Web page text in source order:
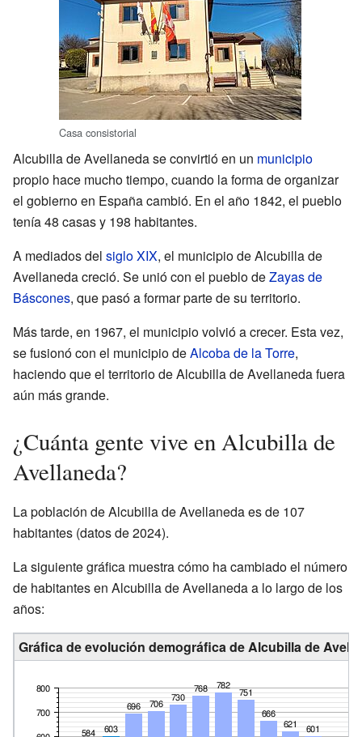
Casa consistorial
Alcubilla de Avellaneda se convirtió en un municipio
propio hace mucho tiempo, cuando la forma de organizar
el gobierno en España cambió. En el año 1842, el pueblo
tenía 48 casas y 198 habitantes.
A mediados del siglo XIX, el municipio de Alcubilla de
Avellaneda creció. Se unió con el pueblo deZayas de
Báscones, que pasó a formar parte de su territorio.
Más tarde, en 1967, el municipio volvió a crecer. Esta vez,
se fusionó con el municipio deAlcoba de la Torre,
haciendo que el territorio de Alcubilla de Avellaneda fuera
aún más grande.
¿Cuánta gente vive en Alcubilla de
Avellaneda?
La población de Alcubilla de Avellaneda es de 107
habitantes (datos de 2024).
La siguiente gráfica muestra cómo ha cambiado el número
de habitantes en Alcubilla de Avellaneda a lo largo de los
años:
Gráfica de evolución demográfica de Alcubilla de